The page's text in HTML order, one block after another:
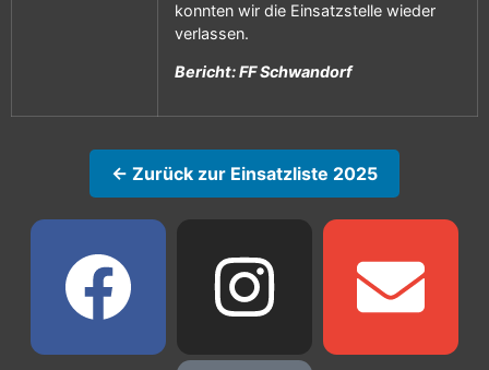
konnten wir die Einsatzstelle wieder
verlassen.
Bericht: FF Schwandorf
← Zurück zur Einsatzliste 2025